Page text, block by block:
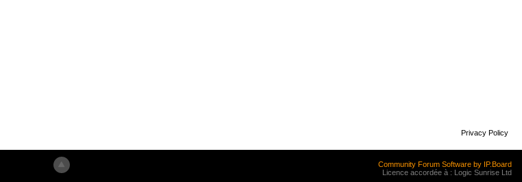
Privacy Policy
Community Forum Software by IP.Board
Licence accordée à : Logic Sunrise Ltd